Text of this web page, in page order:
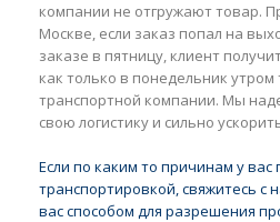
компании не отгружают товар.
Москве, если заказ попал на
заказе в пятницу, клиент
как только в понедельник
транспортной компании. Мы
свою логистику и сильно
Если по каким то причинам у
транспортировкой, свяжитесь
вас способом для разрешения